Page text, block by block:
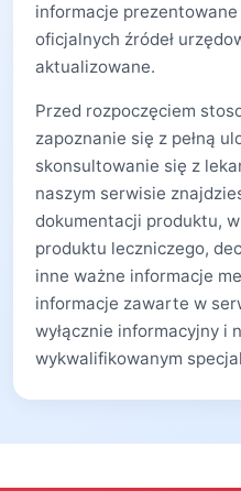
informacje
oficjalnych źródeł
aktualizowane.
Przed rozpoczęciem
zapoznanie się z pełną
skonsultowanie się z
naszym serwisie
dokumentacji produktu,
produktu leczniczego,
inne ważne informacje
informacje zawarte w
wyłącznie informacyjny i
wykwalifikowanym